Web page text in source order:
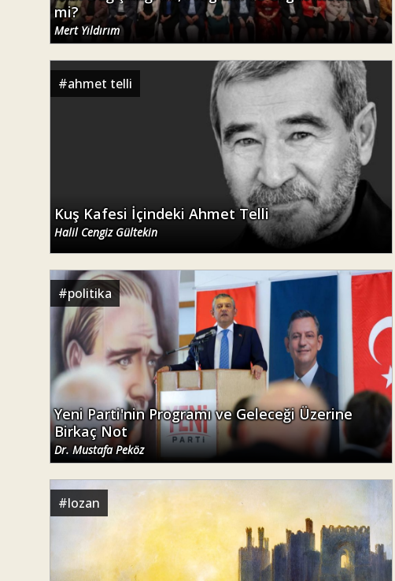
mi?
Mert Yıldırım
#ahmet telli
Kuş Kafesi İçindeki Ahmet Telli
Halil Cengiz Gültekin
#politika
Yeni Parti'nin Programı ve Geleceği Üzerine
Birkaç Not
Dr. Mustafa Peköz
#lozan